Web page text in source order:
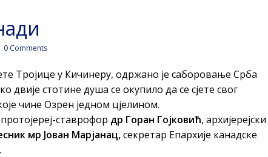
0 Comments
Тројице у Кичинеру, одржано је саборовање Срба
двије стотине душа се окупило да се сјете свог
чине Озрен једном цјелином.
ставрофор др Горан Гојковић, архијерејски
мр Јован Марјанац,секретар Епархије канадске